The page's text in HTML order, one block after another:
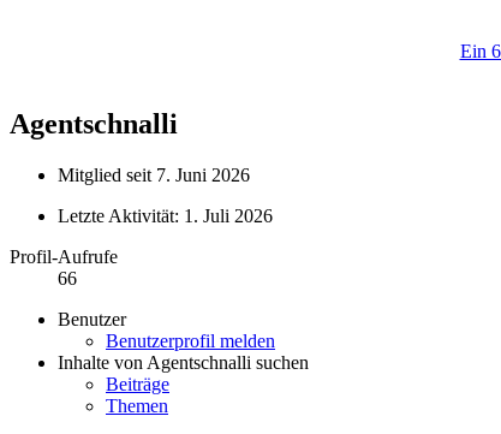
Ein
Agentschnalli
Mitglied seit 7. Juni 2026
Letzte Aktivität: 1. Juli 2026
Profil-Aufrufe
66
Benutzer
Benutzerprofil melden
Inhalte von Agentschnalli suchen
Beiträge
Themen